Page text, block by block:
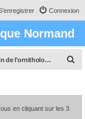
Connexion
Normand
Le coin de l'ornithologue : observations, études & enquêtes
en cliquant sur les 3